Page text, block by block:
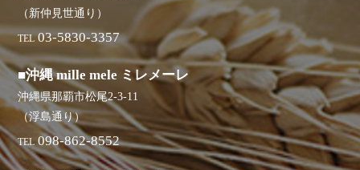
（新仲見世通り）
TEL 03-5830-3357
■沖縄 mille mele ミレメーレ
沖縄県那覇市松尾2-3-11
（浮島通り）
TEL 098-862-8552